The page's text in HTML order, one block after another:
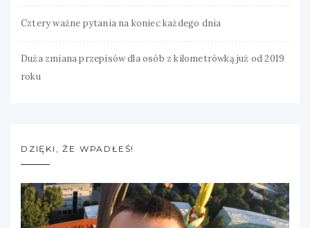
Cztery ważne pytania na koniec każdego dnia
Duża zmiana przepisów dla osób z kilometrówką już od 2019
roku
DZIĘKI, ŻE WPADŁEŚ!